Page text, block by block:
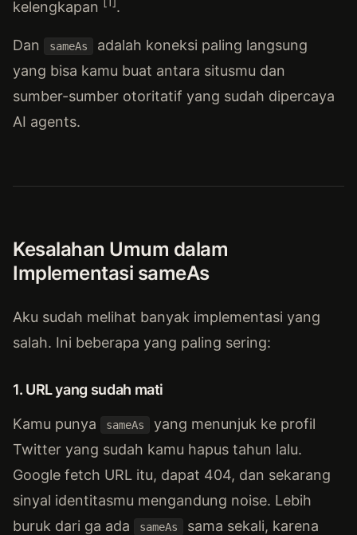
kelengkapan .
Dan sameAs
adalah koneksi paling langsung
yang bisa kamu buat antara situsmu dan
sumber-sumber otoritatif yang sudah dipercaya
AI agents.
Kesalahan Umum dalam
Implementasi sameAs
Aku sudah melihat banyak implementasi yang
salah. Ini beberapa yang paling sering:
1. URL yang sudah mati
Kamu punya sameAs
yang menunjuk ke profil
Twitter yang sudah kamu hapus tahun lalu.
Google fetch URL itu, dapat 404, dan sekarang
sinyal identitasmu mengandung noise. Lebih
buruk dari ga ada
sameAs
sama sekali, karena